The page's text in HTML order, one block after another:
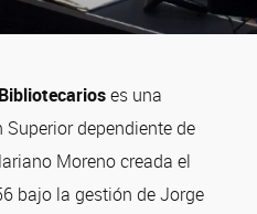
es una
dependiente de
Moreno creada el
bajo la gestión de Jorge